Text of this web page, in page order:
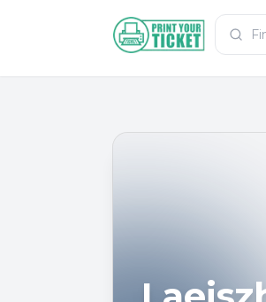
Zum HauptinhaltPrintYourTicket